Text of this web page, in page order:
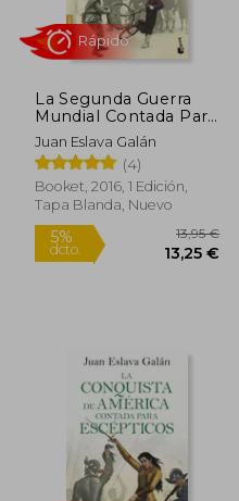
La Segunda Guerra
Mundial Contada Para
Escépticos
Juan Eslava Galán
(4)
Booket, 2016, 1 Edición,
Tapa Blanda, Nuevo
5%
dcto.
Rápido